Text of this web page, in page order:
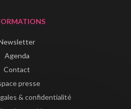
Agenda
Contact
presse
& confidentialité